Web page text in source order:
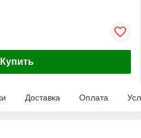
Купить
Доставка Оплата